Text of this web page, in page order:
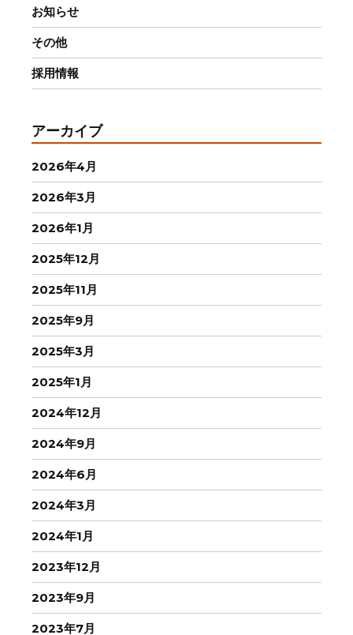
お知らせ
その他
採用情報
アーカイブ
2026年4月
2026年3月
2026年1月
2025年12月
2025年11月
2025年9月
2025年3月
2025年1月
2024年12月
2024年9月
2024年6月
2024年3月
2024年1月
2023年12月
2023年9月
2023年7月